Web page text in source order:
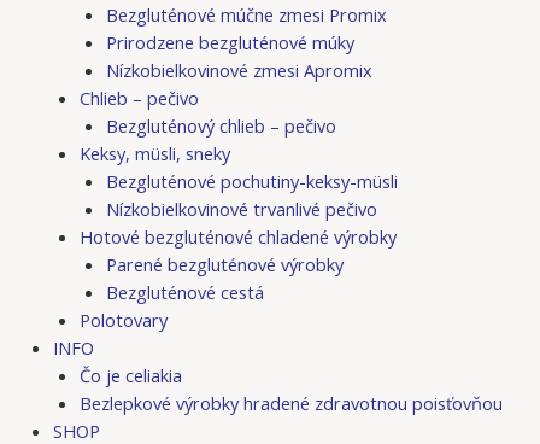
Bezgluténové múčne zmesi Promix
Prirodzene bezgluténové múky
Nízkobielkovinové zmesi Apromix
Chlieb – pečivo
Bezgluténový chlieb – pečivo
Keksy, müsli, sneky
Bezgluténové pochutiny-keksy-müsli
Nízkobielkovinové trvanlivé pečivo
Hotové bezgluténové chladené výrobky
Parené bezgluténové výrobky
Bezgluténové cestá
Polotovary
INFO
Čo je celiakia
Bezlepkové výrobky hradené zdravotnou poisťovňou
SHOP